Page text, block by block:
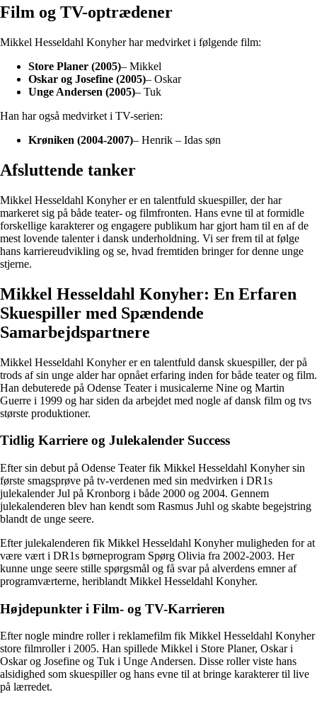
Film og TV-optrædener
Mikkel Hesseldahl Konyher har medvirket i følgende film:
Store Planer (2005)– Mikkel
Oskar og Josefine (2005)– Oskar
Unge Andersen (2005)– Tuk
Han har også medvirket i TV-serien:
Krøniken (2004-2007)– Henrik – Idas søn
Afsluttende tanker
Mikkel Hesseldahl Konyher er en talentfuld skuespiller, der har
markeret sig på både teater- og filmfronten. Hans evne til at formidle
forskellige karakterer og engagere publikum har gjort ham til en af de
mest lovende talenter i dansk underholdning. Vi ser frem til at følge
hans karriereudvikling og se, hvad fremtiden bringer for denne unge
stjerne.
Mikkel Hesseldahl Konyher: En Erfaren
Skuespiller med Spændende
Samarbejdspartnere
Mikkel Hesseldahl Konyher er en talentfuld dansk skuespiller, der på
trods af sin unge alder har opnået erfaring inden for både teater og film.
Han debuterede på Odense Teater i musicalerne Nine og Martin
Guerre i 1999 og har siden da arbejdet med nogle af dansk film og tvs
største produktioner.
Tidlig Karriere og Julekalender Success
Efter sin debut på Odense Teater fik Mikkel Hesseldahl Konyher sin
første smagsprøve på tv-verdenen med sin medvirken i DR1s
julekalender Jul på Kronborg i både 2000 og 2004. Gennem
julekalenderen blev han kendt som Rasmus Juhl og skabte begejstring
blandt de unge seere.
Efter julekalenderen fik Mikkel Hesseldahl Konyher muligheden for at
være vært i DR1s børneprogram Spørg Olivia fra 2002-2003. Her
kunne unge seere stille spørgsmål og få svar på alverdens emner af
programværterne, heriblandt Mikkel Hesseldahl Konyher.
Højdepunkter i Film- og TV-Karrieren
Efter nogle mindre roller i reklamefilm fik Mikkel Hesseldahl Konyher
store filmroller i 2005. Han spillede Mikkel i Store Planer, Oskar i
Oskar og Josefine og Tuk i Unge Andersen. Disse roller viste hans
alsidighed som skuespiller og hans evne til at bringe karakterer til live
på lærredet.